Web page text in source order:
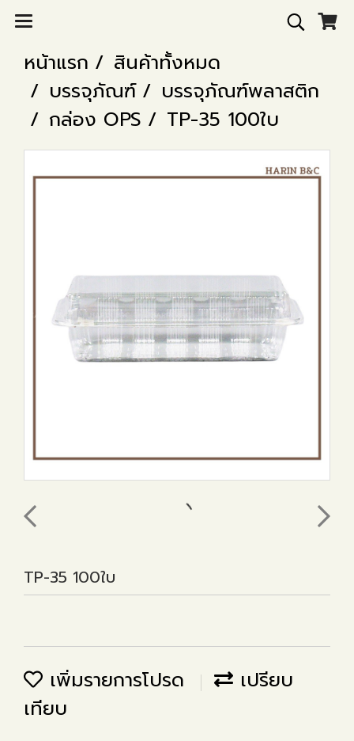
หน้าแรก
สินค้าทั้งหมด
บรรจุภัณฑ์
บรรจุภัณฑ์พลาสติก
กล่อง OPS
TP-35 100ใบ
TP-35 100ใบ
เพิ่มรายการโปรด
เปรียบ
เทียบ